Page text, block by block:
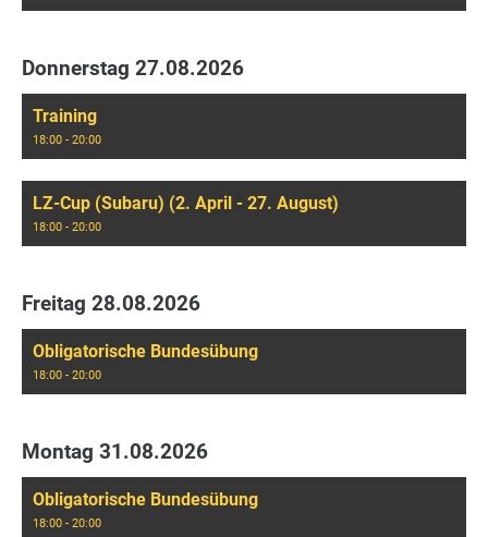
Donnerstag 27.08.2026
Training
18:00 - 20:00
LZ-Cup (Subaru) (2. April - 27. August)
18:00 - 20:00
Freitag 28.08.2026
Obligatorische Bundesübung
18:00 - 20:00
Montag 31.08.2026
Obligatorische Bundesübung
18:00 - 20:00